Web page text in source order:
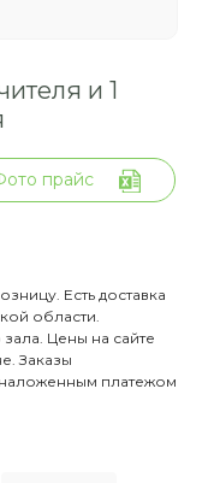
и 1
прайс
Есть доставка
области.
Цены на сайте
Заказы
платежом